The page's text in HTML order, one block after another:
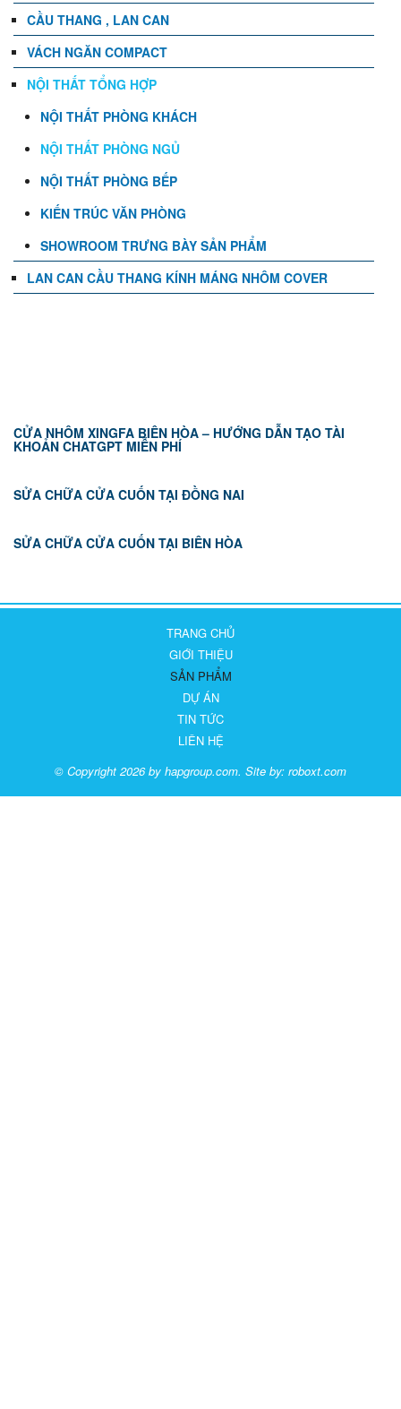
CẦU THANG , LAN CAN
VÁCH NGĂN COMPACT
NỘI THẤT TỔNG HỢP
NỘI THẤT PHÒNG KHÁCH
NỘI THẤT PHÒNG NGỦ
NỘI THẤT PHÒNG BẾP
KIẾN TRÚC VĂN PHÒNG
SHOWROOM TRƯNG BÀY SẢN PHẨM
LAN CAN CẦU THANG KÍNH MÁNG NHÔM COVER
CỬA NHÔM XINGFA BIÊN HÒA – HƯỚNG DẪN TẠO TÀI
KHOẢN CHATGPT MIỄN PHÍ
SỬA CHỮA CỬA CUỐN TẠI ĐỒNG NAI
SỬA CHỮA CỬA CUỐN TẠI BIÊN HÒA
TRANG CHỦ
GIỚI THIỆU
SẢN PHẨM
DỰ ÁN
TIN TỨC
LIÊN HỆ
© Copyright 2026 by hapgroup.com. Site by: roboxt.com